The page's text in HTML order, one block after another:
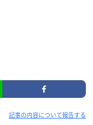
記事の内容について報告する